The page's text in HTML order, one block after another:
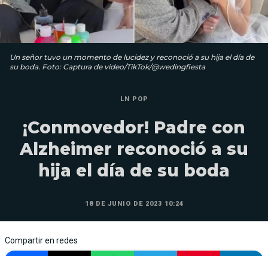
Un señor tuvo un momento de lucidez y reconoció a su hija el día de
su boda. Foto: Captura de video/TikTok/@wedingfiesta
LN POP
¡Conmovedor! Padre con
Alzheimer reconoció a su
hija el día de su boda
18 DE JUNIO DE 2023 10:24
Compartir en redes